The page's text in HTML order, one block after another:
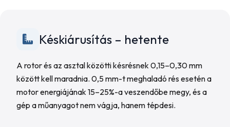
Késkiárusítás – hetente
A rotor és az asztal közötti késrésnek 0,15–0,30 mm
között kell maradnia. 0,5 mm-t meghaladó rés esetén a
motor energiájának 15–25%-a veszendőbe megy, és a
gép a műanyagot nem vágja, hanem tépdesi.